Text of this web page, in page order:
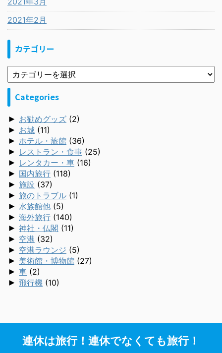
2021年2月
カテゴリー
Categories
► お勧めグッズ (2)
► お城 (11)
► ホテル・旅館 (36)
► レストラン・食事 (25)
► レンタカー・車 (16)
► 国内旅行 (118)
► 施設 (37)
► 旅のトラブル (1)
► 水族館他 (5)
► 海外旅行 (140)
► 神社・仏閣 (11)
► 空港 (32)
► 空港ラウンジ (5)
► 美術館・博物館 (27)
► 車 (2)
► 飛行機 (10)
連休は旅行！連休でなくても旅行！